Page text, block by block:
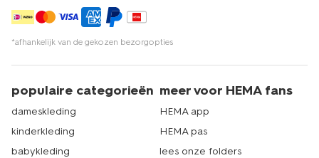
*afhankelijk van de gekozen bezorgopties
populaire categorieën
dameskleding
kinderkleding
babykleding
meer voor HEMA fans
HEMA app
HEMA pas
lees onze folders